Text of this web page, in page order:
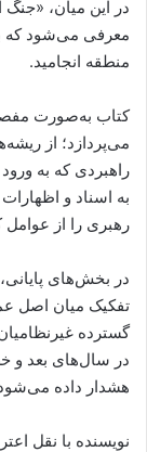
در این میان، «جنگ
معرفی می‌شود که
منطقه انجامید.
کتاب به‌صورت
می‌پردازد؛ از
راهبردی که به
به اسناد و
رهبری را از عوامل
در بخش‌های
تفکیک میان اصل
گسترده
در سال‌های بعد و
هشدار داده
نویسنده با نقل